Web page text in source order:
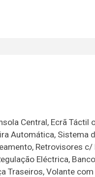
Central, Ecrã Táctil
Automática, Sistema
Retrovisores c/
Eléctrica,
Traseiros, Volante com